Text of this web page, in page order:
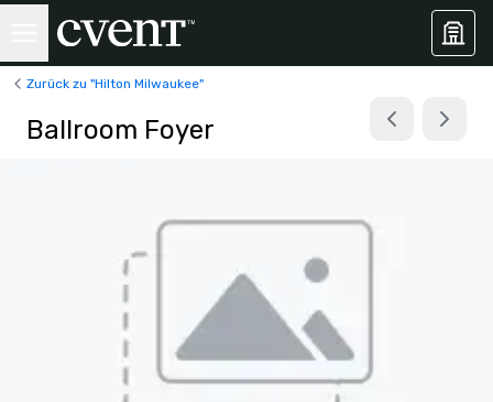
Zurück zu "Hilton Milwaukee"
Ballroom Foyer